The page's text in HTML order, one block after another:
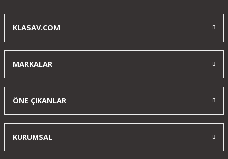
KLASAV.COM
MARKALAR
ÖNE ÇIKANLAR
KURUMSAL